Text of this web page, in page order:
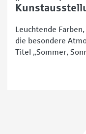
Leuchtende
die besondere
Titel „Sommer,
in der